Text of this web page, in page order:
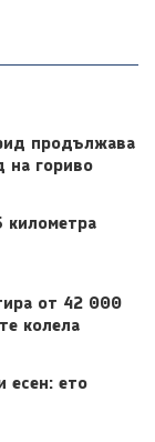
продължава
на гориво
километра
от 42 000
колела
есен: ето